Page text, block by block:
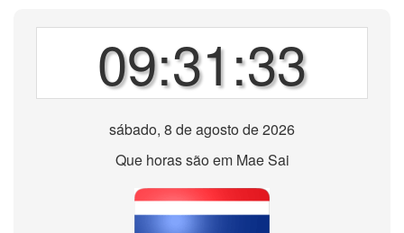
09:31:33
sábado, 8 de agosto de 2026
Que horas são em Mae Sai